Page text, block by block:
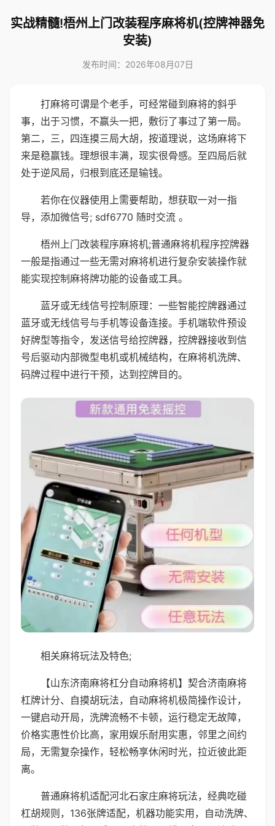
实战精髓!梧州上门改装程序麻将机(控牌神器免
安装)
发布时间：2026年08月07日
打麻将可谓是个老手，可经常碰到麻将的斜乎
事，出于习惯，不赢头一把，敷衍了事过了第一局。
第二，三，四连摸三局大胡，按道理说，这场麻将下
来是稳赢钱。理想很丰满，现实很骨感。至四局后就
处于逆风局，归根到底还是输钱。
若你在仪器使用上需要帮助，想获取一对一指
导，添加微信号; sdf6770 随时交流 。
梧州上门改装程序麻将机;普通麻将机程序控牌器
一般是指通过一些无需对麻将机进行复杂安装操作就
能实现控制麻将牌功能的设备或工具。
蓝牙或无线信号控制原理：一些智能控牌器通过
蓝牙或无线信号与手机等设备连接。手机端软件预设
好牌型等指令，发送信号给控牌器，控牌器接收到信
号后驱动内部微型电机或机械结构，在麻将机洗牌、
码牌过程中进行干预，达到控牌目的。
相关麻将玩法及特色;
【山东济南麻将杠分自动麻将机】契合济南麻将
杠牌计分、自摸胡玩法，自动麻将机极简操作设计，
一键启动开局，洗牌流畅不卡顿，运行稳定无故障，
价格实惠性价比高，家用娱乐耐用实惠，邻里之间约
局，无需复杂操作，轻松畅享休闲时光，拉近彼此距
离。
普通麻将机适配河北石家庄麻将玩法，经典吃碰
杠胡规则，136张牌适配，机器功能实用，自动洗牌、